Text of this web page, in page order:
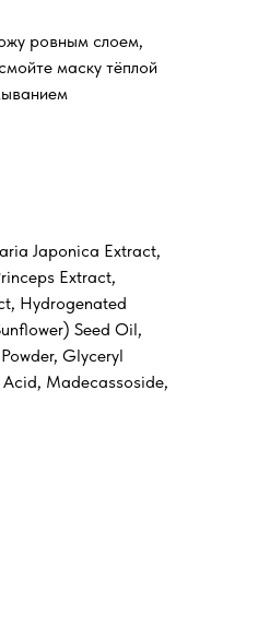
ровным слоем,
маску тёплой
Japonica Extract,
Extract,
Hydrogenated
Seed Oil,
Glyceryl
Madecassoside,